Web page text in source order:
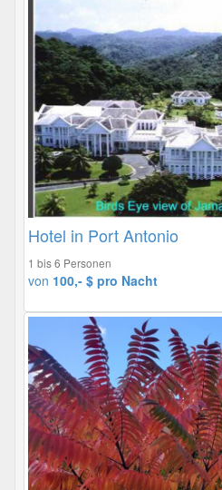
Hotel in Port Antonio
1 bis 6 Personen
von 100,- $ pro Nacht